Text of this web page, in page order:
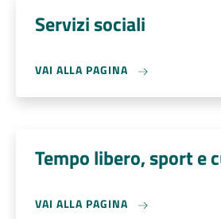
Servizi sociali
VAI ALLA PAGINA
Tempo libero, sport e
VAI ALLA PAGINA